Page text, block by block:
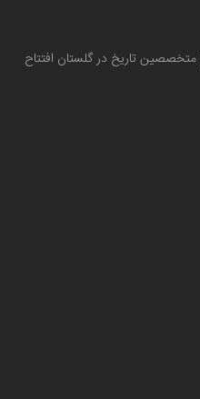
تاریخ در گلستان افتتاح